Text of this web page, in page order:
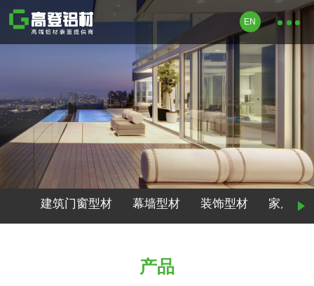
EN
建筑门窗型材 幕墙型材 装饰型材 家居型
产品